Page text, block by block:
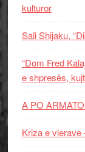
kulturor
Sali Shijaku,
“Dom Fred
e shpresës,
A PO
Kriza e vlerave